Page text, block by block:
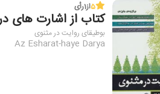
5از1رأی
کتاب از اشارت های
بوطیقای روایت در مثنوی
Az Esharat-haye Darya